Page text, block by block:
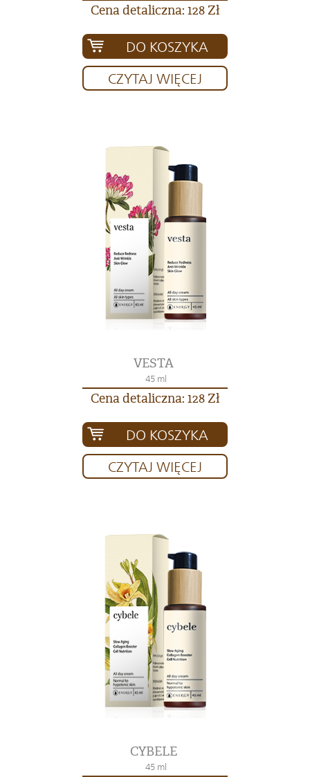
Cena detaliczna: 128 Zł
DO KOSZYKA
CZYTAJ WIĘCEJ
VESTA
45 ml
Cena detaliczna: 128 Zł
DO KOSZYKA
CZYTAJ WIĘCEJ
CYBELE
45 ml